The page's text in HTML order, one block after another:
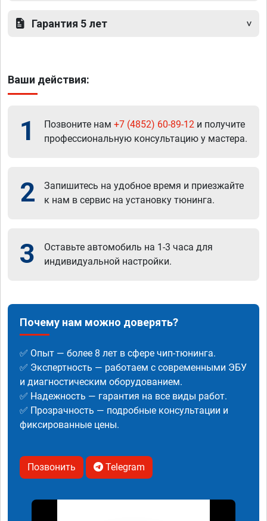
Гарантия 5 лет
Ваши действия:
1 Позвоните нам +7 (4852) 60-89-12 и получите
профессиональную консультацию у мастера.
2
Запишитесь на удобное время и приезжайте
к нам в сервис на установку тюнинга.
3
Оставьте автомобиль на 1-3 часа для
индивидуальной настройки.
Почему нам можно доверять?
✅ Опыт — более 8 лет в сфере чип-тюнинга.
✅ Экспертность — работаем с современными ЭБУ
и диагностическим оборудованием.
✅ Надежность — гарантия на все виды работ.
✅ Прозрачность — подробные консультации и
фиксированные цены.
Позвонить Telegram